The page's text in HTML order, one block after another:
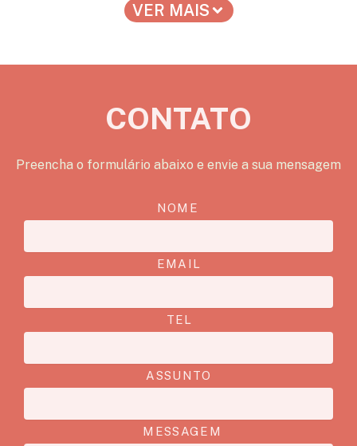
VER MAIS
CONTATO
Preencha o formulário abaixo e envie a sua mensagem
NOME
EMAIL
TEL
ASSUNTO
MESSAGEM